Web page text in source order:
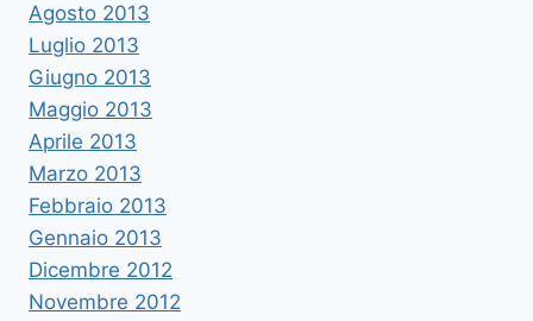
Agosto 2013
Luglio 2013
Giugno 2013
Maggio 2013
Aprile 2013
Marzo 2013
Febbraio 2013
Gennaio 2013
Dicembre 2012
Novembre 2012